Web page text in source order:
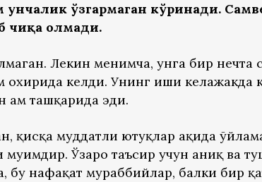
ўзгармаган кўринади.
чиқа олмади.
Лекин менимча, унга бир нечта
охирида келди. Унинг иши келажакда
ҳам ташқарида эди.
қисқа муддатли ютуқлар ҳақида
Ўзаро таъсир учун аниқ ва
нафақат мураббийлар, балки бир